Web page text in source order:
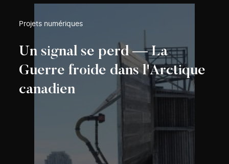
Projets numériques
Un signal se perd — La
Guerre froide dans l'Arctique
canadien